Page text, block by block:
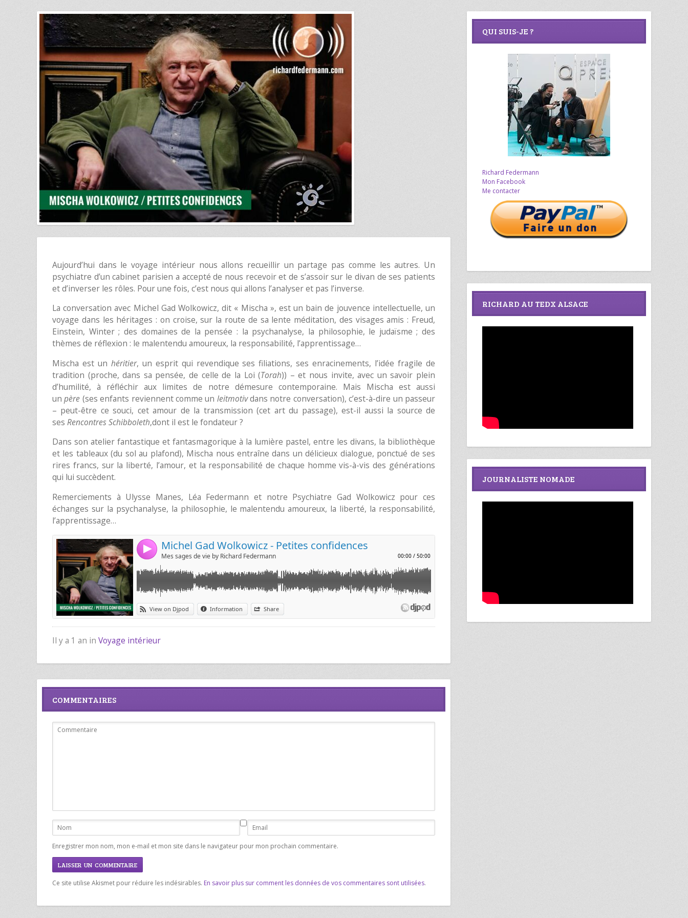
Aujourd’hui dans le voyage intérieur nous allons recueillir un partage pas comme les autres. Un
psychiatre d’un cabinet parisien a accepté de nous recevoir et de s’assoir sur le divan de ses patients
et d’inverser les rôles. Pour une fois, c’est nous qui allons l’analyser et pas l’inverse.
La conversation avec Michel Gad Wolkowicz, dit « Mischa », est un bain de jouvence intellectuelle, un
voyage dans les héritages : on croise, sur la route de sa lente méditation, des visages amis : Freud,
Einstein, Winter ; des domaines de la pensée : la psychanalyse, la philosophie, le judaïsme ; des
thèmes de réflexion : le malentendu amoureux, la responsabilité, l’apprentissage…
Mischa est un héritier, un esprit qui revendique ses filiations, ses enracinements, l’idée fragile de
tradition (proche, dans sa pensée, de celle de la Loi (Torah)) – et nous invite, avec un savoir plein
d’humilité, à réfléchir aux limites de notre démesure contemporaine. Mais Mischa est aussi
unpère (ses enfants reviennent comme un leitmotivdans notre conversation), c’est-à-dire un passeur
– peut-être ce souci, cet amour de la transmission (cet art du passage), est-il aussi la source de
ses Rencontres Schibboleth,dont il est le fondateur ?
Dans son atelier fantastique et fantasmagorique à la lumière pastel, entre les divans, la bibliothèque
et les tableaux (du sol au plafond), Mischa nous entraîne dans un délicieux dialogue, ponctué de ses
rires francs, sur la liberté, l’amour, et la responsabilité de chaque homme vis-à-vis des générations
qui lui succèdent.
Remerciements à Ulysse Manes, Léa Federmann et notre Psychiatre Gad Wolkowicz pour ces
échanges sur la psychanalyse, la philosophie, le malentendu amoureux, la liberté, la responsabilité,
l’apprentissage…
Il y a 1 an in Voyage intérieur
COMMENTAIRES
Enregistrer mon nom, mon e-mail et mon site dans le navigateur pour mon prochain commentaire.
Ce site utilise Akismet pour réduire les indésirables. En savoir plus sur comment les données de vos commentaires sont utilisées.
QUI SUIS-JE ?
Richard Federmann
Mon Facebook
Me contacter
RICHARD AU TEDX ALSACE
JOURNALISTE NOMADE